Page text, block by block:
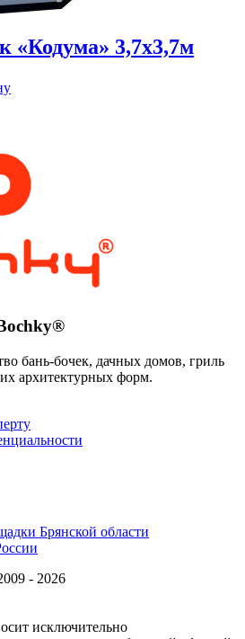
«Кодума» 3,7х3,7м
бань-бочек, дачных домов, гриль
архитектурных форм.
Брянской области
- 2026
исключительно